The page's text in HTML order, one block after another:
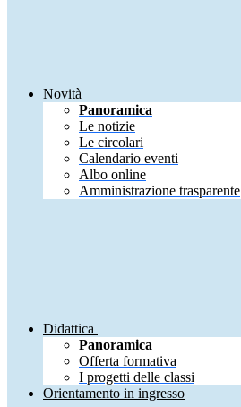
Novità
Panoramica
Le notizie
Le circolari
Calendario eventi
Albo online
Amministrazione trasparente
Didattica
Panoramica
Offerta formativa
I progetti delle classi
Orientamento in ingresso